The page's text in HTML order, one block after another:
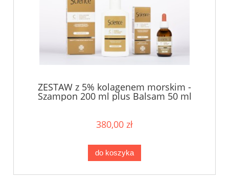
ZESTAW z 5% kolagenem morskim -
Szampon 200 ml plus Balsam 50 ml
380,00 zł
do koszyka